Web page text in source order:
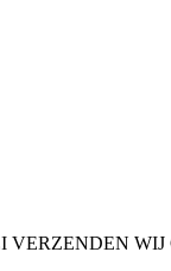
VERZENDEN